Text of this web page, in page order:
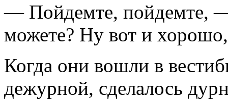
— Пойдемте, пойдемте,
можете? Ну вот и
Когда они вошли в
дежурной, сделалось